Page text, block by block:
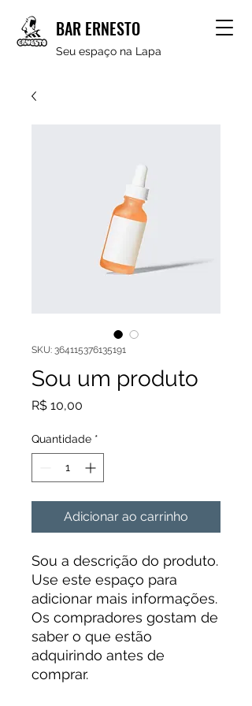
BAR ERNESTO
Seu espaço na Lapa
SKU: 364115376135191
Sou um produto
R$ 10,00
Quantidade *
Adicionar ao carrinho
Sou a descrição do produto.
Use este espaço para
adicionar mais informações.
Os compradores gostam de
saber o que estão
adquirindo antes de
comprar.